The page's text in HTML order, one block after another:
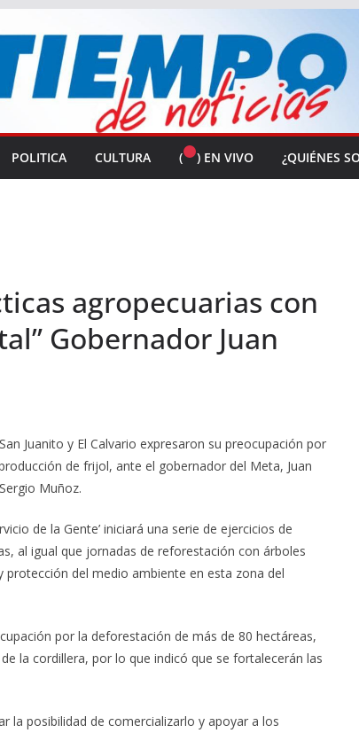
POLITICA CULTURA ( ) EN VIVO ¿QUIÉNES
agropecuarias con
Gobernador Juan
Juanito y El Calvario expresaron su preocupación por
de frijol, ante el gobernador del Meta, Juan
Muñoz.
de la Gente’ iniciará una serie de ejercicios de
al igual que jornadas de reforestación con árboles
del medio ambiente en esta zona del
por la deforestación de más de 80 hectáreas,
la cordillera, por lo que indicó que se fortalecerán las
la posibilidad de comercializarlo y apoyar a los